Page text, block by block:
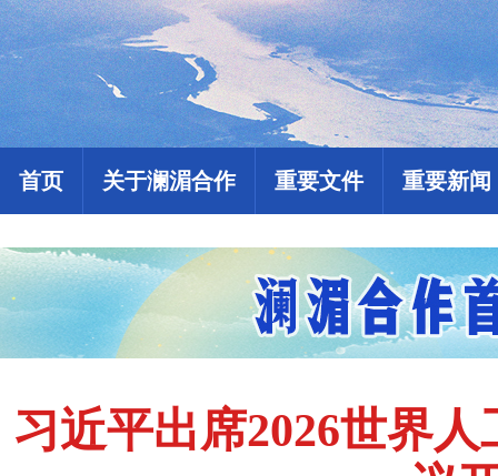
首页 关于澜湄合作 重要文件 重要新闻
习近平出席2026世界